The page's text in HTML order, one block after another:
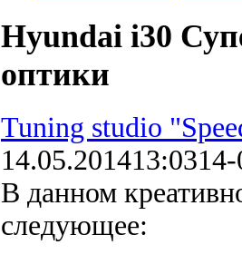
Hyundai i30
оптики
Tuning studio
14.05.201413:03
В данном
следующее: